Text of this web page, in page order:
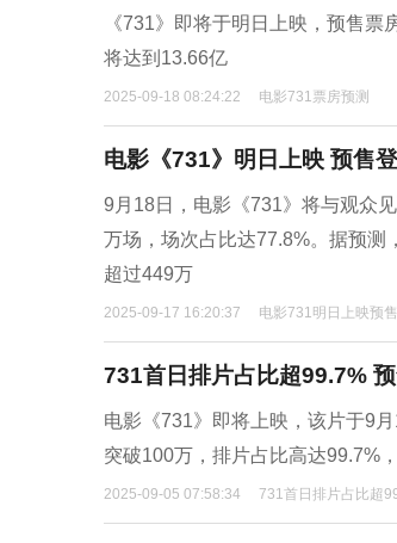
《731》即将于明日上映，预售
将达到13.66亿
2025-09-18 08:24:22 电影731票房预测
电影《731》明日上映 预售
9月18日，电影《731》将与观众
万场，场次占比达77.8%。据预测
超过449万
2025-09-17 16:20:37 电影731明日上映预
731首日排片占比超99.7%
电影《731》即将上映，该片于9
突破100万，排片占比高达99.7%
2025-09-05 07:58:34 731首日排片占比超